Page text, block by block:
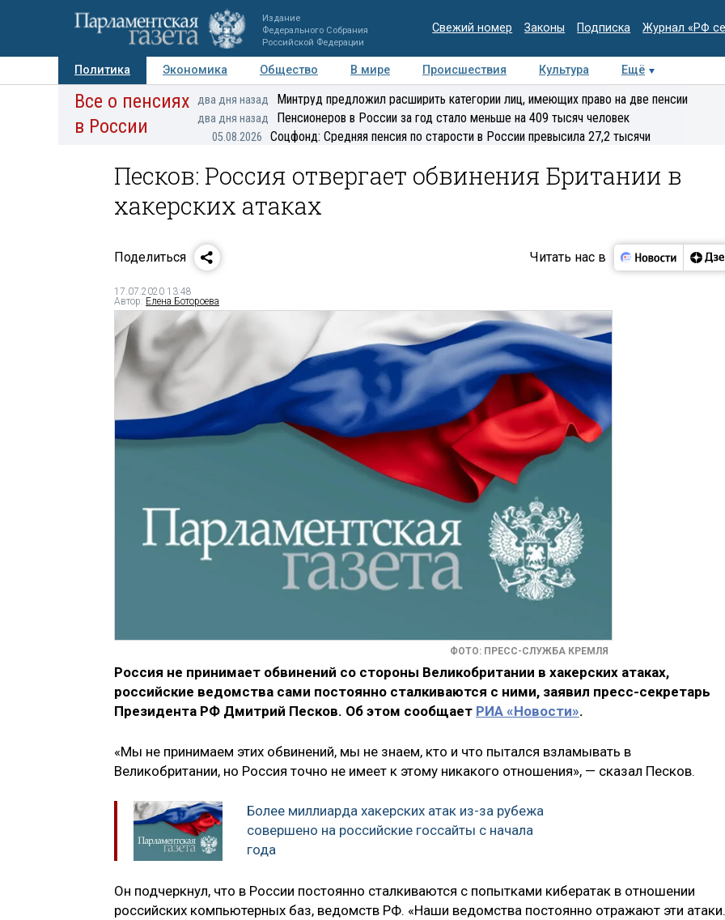
Издание
Федерального Собрания
Российской Федерации
Свежий номер Законы Подписка Журнал «РФ
Политика Экономика Общество В мире Происшествия Культура
Ещё
Авторы Персоны Мнения Регионы Медиацентр Интервью Колумнисты
Все о пенсиях
в России
два дня назад Минтруд предложил расширить категории лиц, имеющих право на две пенсии
два дня назад Пенсионеров в России за год стало меньше на 409 тысяч человек
05.08.2026 Соцфонд: Средняя пенсия по старости в России превысила 27,2 тысячи
Песков: Россия отвергает обвинения Британии в
хакерских атаках
Поделиться Читать нас в
17.07.2020 13:48
Автор: Елена Ботороева
ФОТО: ПРЕСС-СЛУЖБА КРЕМЛЯ
Россия не принимает обвинений со стороны Великобритании в хакерских атаках,
российские ведомства сами постоянно сталкиваются с ними, заявил пресс-секретарь
Президента РФ Дмитрий Песков. Об этом сообщает РИА «Новости».
«Мы не принимаем этих обвинений, мы не знаем, кто и что пытался взламывать в
Великобритании, но Россия точно не имеет к этому никакого отношения», — сказал Песков.
Более миллиарда хакерских атак из-за рубежа
совершено на российские госсайты с начала
года
Он подчеркнул, что в России постоянно сталкиваются с попытками кибератак в отношении
российских компьютерных баз, ведомств РФ. «Наши ведомства постоянно отражают эти атаки.